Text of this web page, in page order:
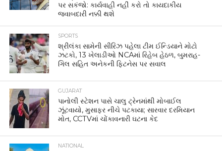
પર સકંજો: કાર્યવાહી નહીં કરો તો કાયદાકીય
જવાબદારી નક્કી થશે
SPORTS
શ્રીલંકા સામેની સીરિઝ પહેલા ટીમ ઈન્ડિયાને મોટો
ઝટકો, 13 ખેલાડીઓ NCAમાં રિહેબ હેઠળ, બુમરાહ-
ગિલ સહિત અનેકની ફિટનેસ પર સવાલ
GUJARAT
પાનોલી સ્ટેશન પાસે ચાલુ ટ્રેનમાંથી મોબાઈલ
ઝૂંટવાયો, મુસાફર નીચે પટકાયા; સારવાર દરમિયાન
મોત, CCTVમાં ચોંકાવનારી ઘટના કેદ
NATIONAL